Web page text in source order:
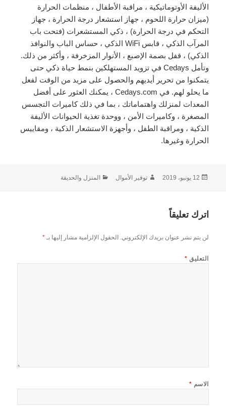
الأليفة الأوتوماتيكية ، مراقبة الأطفال ، منظمات الحرارة
(ميزان حرارة اللحوم ، جهاز استشعار درجة الحرارة ، جهاز
التحكم في درجة الحرارة) ، ذكي المستشعرات (فتحت باب
المرآب الذكي ، قابس WiFi الذكي ، حساس الباب والنوافذ
الذكي) ، قفل بصمة الإصبع ، الأنوار المزخرفة ، وأكثر من ذلك.
وتأمل Cedays في تزويد المستهلكين بنمط حياة ذكي حتى
يتمكنوا من تحرير أيديهم والحصول على مزيد من الوقت لفعل
ما يحلو لهم. في Cedays.com ، يمكنك العثور على أفضل
المعدات لمنزلك واهتماماتك ، بما في ذلك كاميرات التجسس
المصغرة ، وكاميرات الأمن ، ووحدة تغذية الحيوانات الأليفة
الذكية ، ومراقبة الطفل ، وأجهزة الاستشعار الذكية ، ومقاييس
الحرارة وغيرها.
نُشرت
12 يونيو، 2019 الكاتب
توفير الأموال التصنيفات
المنزل والحديقة
اترك تعليقاً
لن يتم نشر عنوان بريدك الإلكتروني. الحقول الإلزامية مشار إليها بـ*
التعليق *
الاسم *